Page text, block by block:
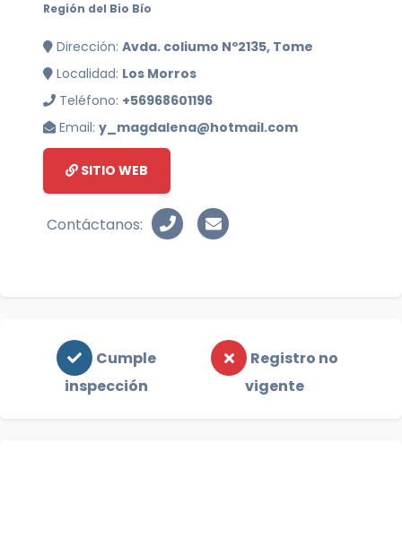
Región del Bio Bío
Dirección: Avda. coliumo Nº2135, Tome
Localidad: Los Morros
Teléfono: +56968601196
Email: y_magdalena@hotmail.com
SITIO WEB
Contáctanos:
Cumple
inspección
Registro no
vigente